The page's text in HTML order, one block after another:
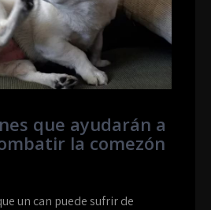
que ayudarán a
la comezón
un can puede sufrir de